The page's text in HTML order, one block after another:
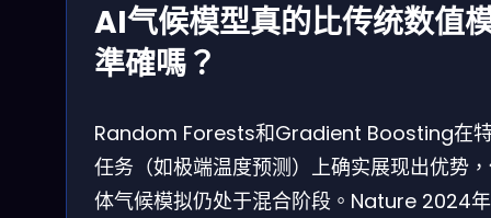
AI气候模型真的比传统数值
準確嗎？
Random Forests和Gradient Boosting在
任务（如极端温度预测）上确实展现出优势
体气候模拟仍处于混合阶段。Nature 2024